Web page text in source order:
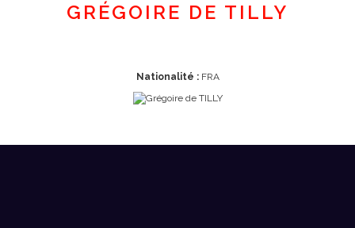
GRÉGOIRE DE TILLY
Nationalité :FRA